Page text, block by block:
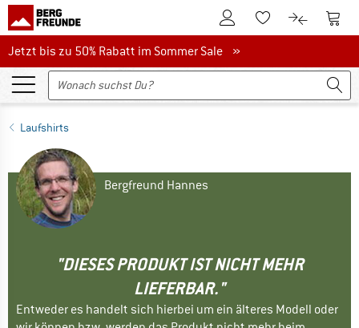
Zum KundenkontoZum Merkzettel.
Zum Zum
Jetzt bis zu 50% Rabatt im Sommer Sale
Jetzt bis zu 50% Rabatt im Sommer Sale »
Laufshirts
Bergfreund Hannes
"DIESES PRODUKT IST NICHT MEHR
LIEFERBAR."
Entweder es handelt sich hierbei um ein älteres Modell oder